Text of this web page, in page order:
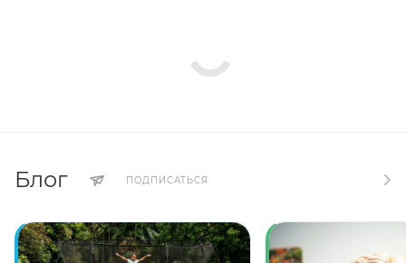
Блог ПОДПИСАТЬСЯ